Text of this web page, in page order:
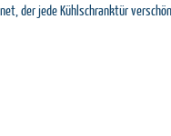
der jede Kühlschranktür